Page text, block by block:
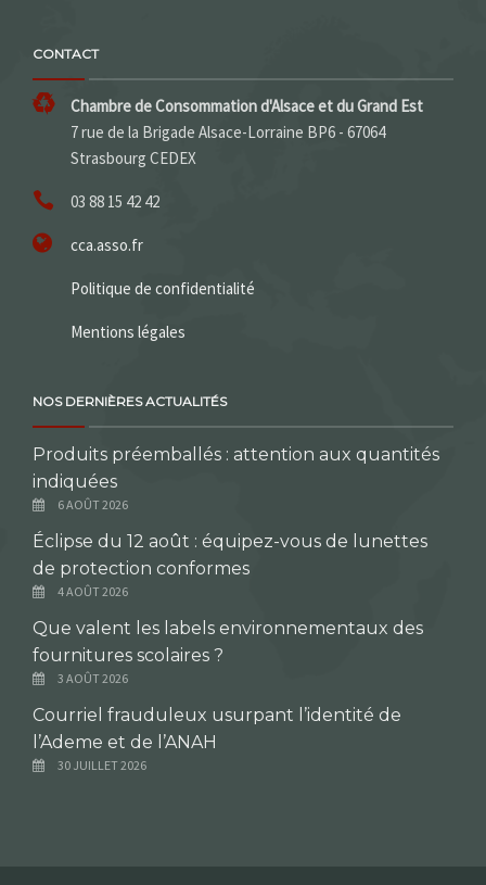
CONTACT
Chambre de Consommation d'Alsace et du Grand Est
7 rue de la Brigade Alsace-Lorraine BP6 - 67064
Strasbourg CEDEX
03 88 15 42 42
cca.asso.fr
Politique de confidentialité
Mentions légales
NOS DERNIÈRES ACTUALITÉS
Produits préemballés : attention aux quantités
indiquées
6 AOÛT 2026
Éclipse du 12 août : équipez-vous de lunettes
de protection conformes
4 AOÛT 2026
Que valent les labels environnementaux des
fournitures scolaires ?
3 AOÛT 2026
Courriel frauduleux usurpant l’identité de
l’Ademe et de l’ANAH
30 JUILLET 2026